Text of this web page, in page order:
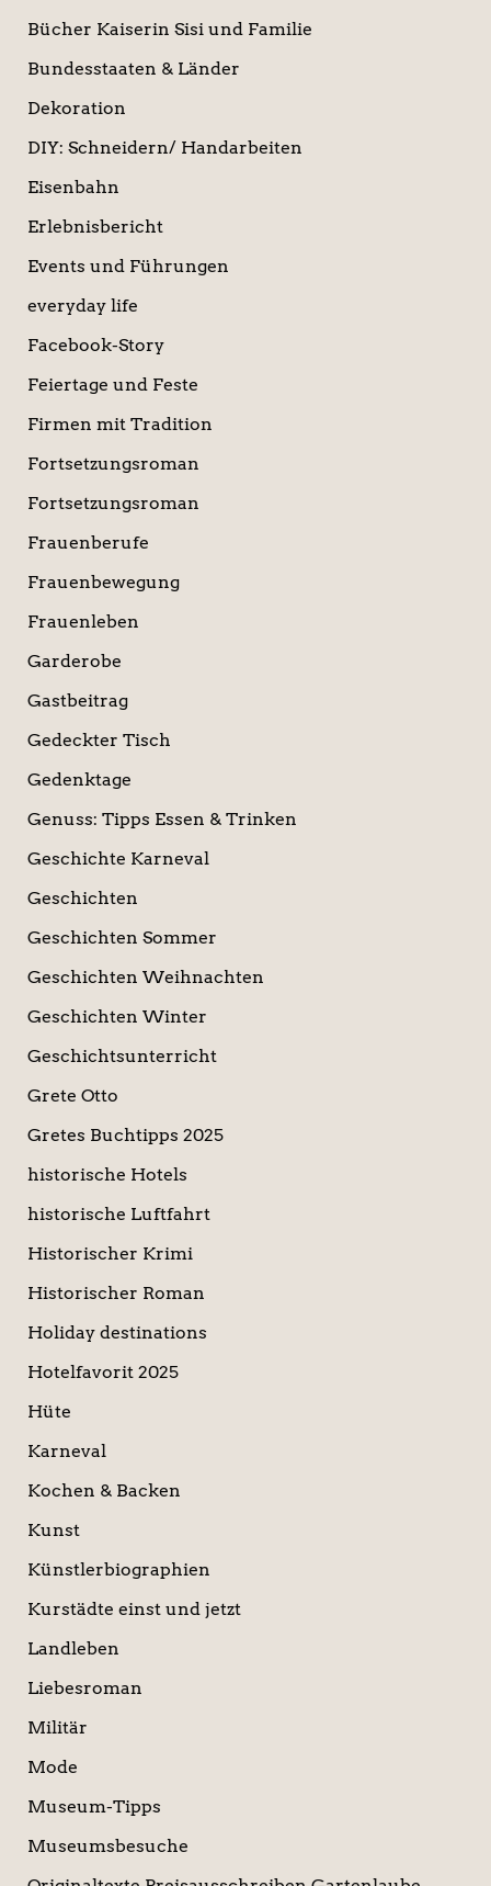
Bücher Kaiserin Sisi und Familie
Bundesstaaten & Länder
Dekoration
DIY: Schneidern/ Handarbeiten
Eisenbahn
Erlebnisbericht
Events und Führungen
everyday life
Facebook-Story
Feiertage und Feste
Firmen mit Tradition
Fortsetzungsroman
Fortsetzungsroman
Frauenberufe
Frauenbewegung
Frauenleben
Garderobe
Gastbeitrag
Gedeckter Tisch
Gedenktage
Genuss: Tipps Essen & Trinken
Geschichte Karneval
Geschichten
Geschichten Sommer
Geschichten Weihnachten
Geschichten Winter
Geschichtsunterricht
Grete Otto
Gretes Buchtipps 2025
historische Hotels
historische Luftfahrt
Historischer Krimi
Historischer Roman
Holiday destinations
Hotelfavorit 2025
Hüte
Karneval
Kochen & Backen
Kunst
Künstlerbiographien
Kurstädte einst und jetzt
Landleben
Liebesroman
Militär
Mode
Museum-Tipps
Museumsbesuche